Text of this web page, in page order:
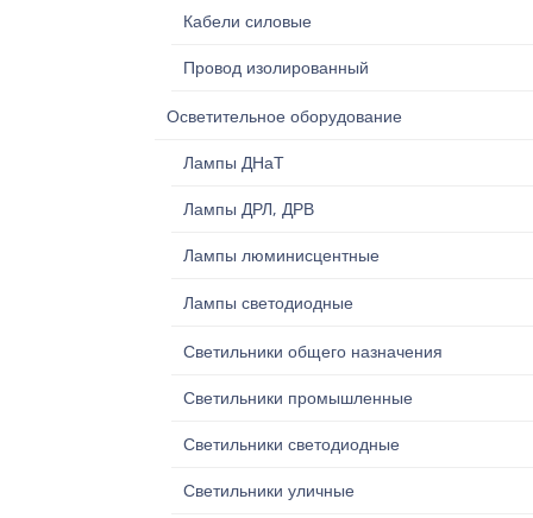
Кабели силовые
Провод изолированный
Осветительное оборудование
Лампы ДНаТ
Лампы ДРЛ, ДРВ
Лампы люминисцентные
Лампы светодиодные
Светильники общего назначения
Светильники промышленные
Светильники светодиодные
Светильники уличные